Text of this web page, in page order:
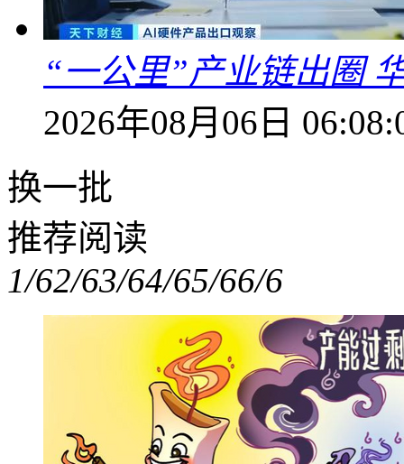
“一公里”产业链出圈
2026年08月06日
换一批
推荐阅读
1/62/63/64/65/66/6